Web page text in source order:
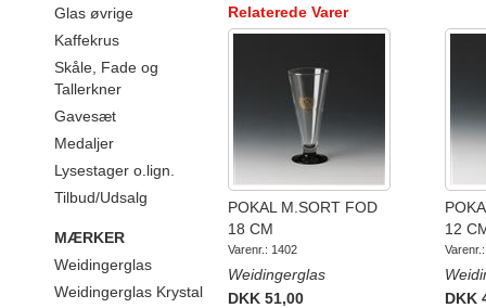
Glas øvrige
Kaffekrus
Skåle, Fade og
Tallerkner
Gavesæt
Medaljer
Lysestager o.lign.
Tilbud/Udsalg
MÆRKER
Weidingerglas
Weidingerglas Krystal
Relaterede Varer
POKAL M.SORT FOD
18 CM
Varenr.: 1402
Weidingerglas
DKK 51,00
12
DKK